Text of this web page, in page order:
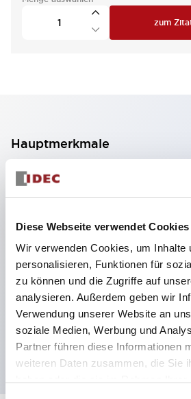
Diese Webseite verwendet Cookies
Wir verwenden Cookies, um Inhalte
personalisieren, Funktionen für
zu können und die Zugriffe auf
analysieren. Außerdem geben wir
Verwendung unserer Website an
soziale Medien, Werbung und
Partner führen diese Informationen
weiteren Daten zusammen, die Sie
zum
Hauptmerkmale
2-Kontakt-Block mit 2 Stufen,
Kontakt-Konfiguration
Isolierung zwischen den 2
59,9 mm (※ 22-stufiger
Platzsparendes Design
Sicherheitsstruktur der 3.
Freisetzung, integrierter
Fingerschutzstruktur